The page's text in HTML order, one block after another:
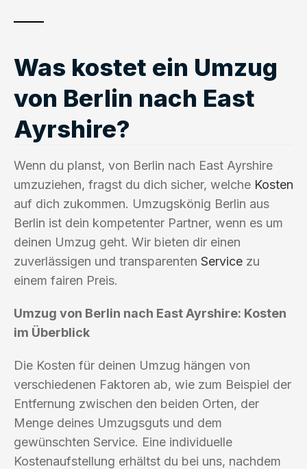
Was kostet ein Umzug
von Berlin nach East
Ayrshire?
Wenn du planst, von Berlin nach East Ayrshire
umzuziehen, fragst du dich sicher, welche Kosten
auf dich zukommen. Umzugskönig Berlin aus
Berlin ist dein kompetenter Partner, wenn es um
deinen Umzug geht. Wir bieten dir einen
zuverlässigen und transparenten Service zu
einem fairen Preis.
Umzug von Berlin nach East Ayrshire: Kosten
im Überblick
Die Kosten für deinen Umzug hängen von
verschiedenen Faktoren ab, wie zum Beispiel der
Entfernung zwischen den beiden Orten, der
Menge deines Umzugsguts und dem
gewünschten Service. Eine individuelle
Kostenaufstellung erhältst du bei uns, nachdem